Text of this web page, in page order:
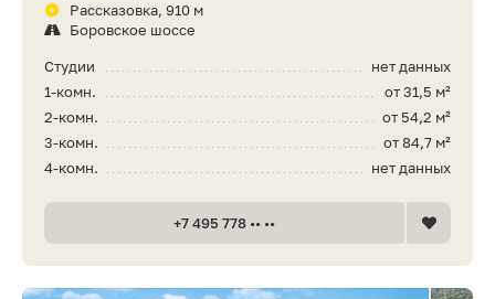
Рассказовка, 910 м
Боровское шоссе
нет данных
Студии
от 31,5 м²
1-комн.
от 54,2 м²
2-комн.
от 84,7 м²
3-комн.
нет данных
4-комн.
+7 495 778 •• ••